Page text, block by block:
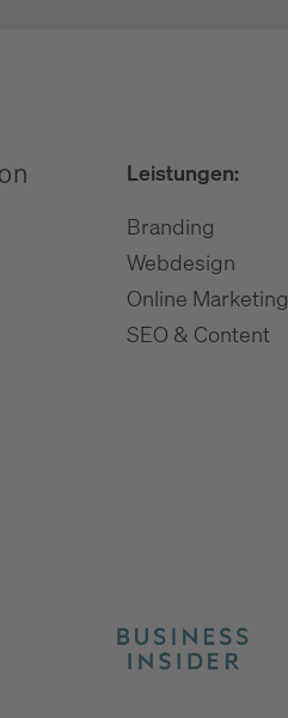
Leistungen:
Branding
Webdesign
Online Marketing
SEO & Content